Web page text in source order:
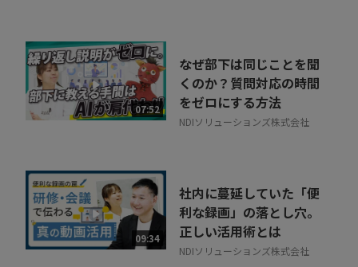
07:52
なぜ部下は同じことを聞
くのか？質問対応の時間
をゼロにする方法
NDIソリューションズ株式会社
09:34
社内に蔓延していた「便
利な録画」の落とし穴。
正しい活用術とは
NDIソリューションズ株式会社